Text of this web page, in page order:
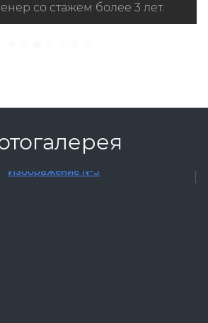
со стажем более 3 лет.